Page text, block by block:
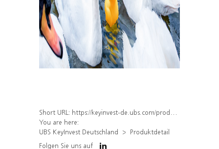
Short URL: https://keyinvest-de.ubs.com/produkt/detail/index/isin/DE000WA83YP3
You are here:
UBS KeyInvest Deutschland
Produktdetail
Folgen Sie uns auf